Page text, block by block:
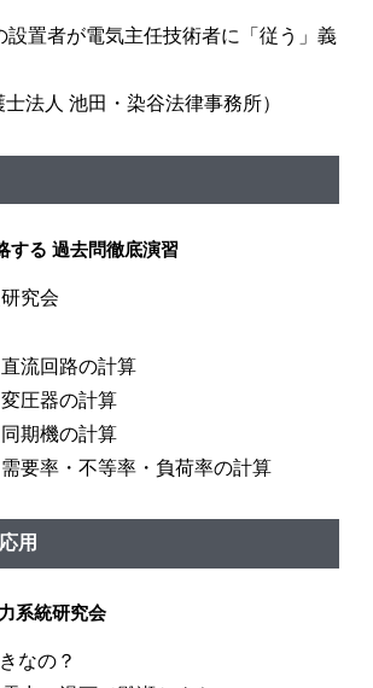
設置者が電気主任技術者に「従う」義
法人 池田・染谷法律事務所）
する 過去問徹底演習
究会
流回路の計算
圧器の計算
期機の計算
要率・不等率・負荷率の計算
用
系統研究会
なの？